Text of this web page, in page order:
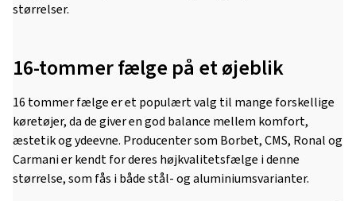
størrelser.
16-tommer fælge på et øjeblik
16 tommer fælge er et populært valg til mange forskellige
køretøjer, da de giver en god balance mellem komfort,
æstetik og ydeevne. Producenter som Borbet, CMS, Ronal og
Carmani er kendt for deres højkvalitetsfælge i denne
størrelse, som fås i både stål- og aluminiumsvarianter.